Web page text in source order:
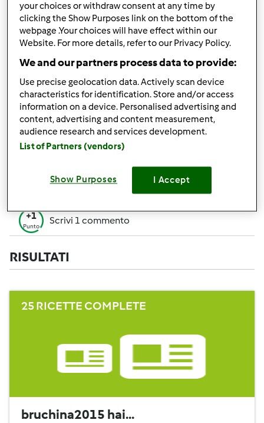
Eseguendo una delle azioni elencate di seguito è possibile
raccogliere punti. Questi punti si sommeranno alla tuo
punteggio attuale nella Community. Controlla la scala di
punteggio indicata sul grembiule per vedere quanti punti
ti servono per passare al grado successivo.
+50
Punti
Vincitore di un contest
+10
Punti
Creare 1 ricetta (tutti i campi= 10 p. Solo i
campi obbligatori=5 p.)
+1
Punto
Scrivi 1 commento
RISULTATI
25 RICETTE COMPLETE
bruchina2015 hai...
your choices or withdraw consent at any time by
clicking the Show Purposes link on the bottom of the
webpage .Your choices will have effect within our
Website. For more details, refer to our Privacy Policy.
We and our partners process data to provide:
Use precise geolocation data. Actively scan device
characteristics for identification. Store and/or access
information on a device. Personalised advertising and
content, advertising and content measurement,
audience research and services development.
List of Partners (vendors)
Show Purposes I Accept